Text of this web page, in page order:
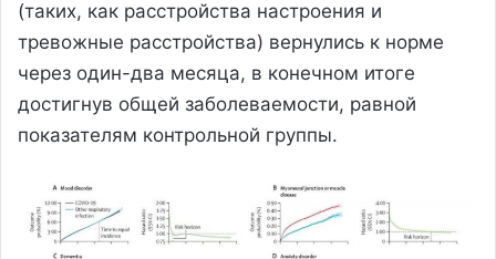
(таких, как расстройства настроения и
тревожные расстройства) вернулись к норме
через один-два месяца, в конечном итоге
достигнув общей заболеваемости, равной
показателям контрольной группы.